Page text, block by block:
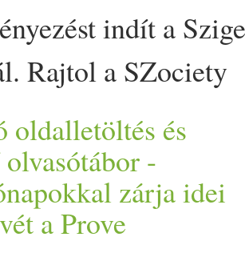
szerint
indít a
Rajtol a SZociety
és vele együtt a
díj is. A
célja, hogy
állítsa és
és
-
zárja idei
a Prove